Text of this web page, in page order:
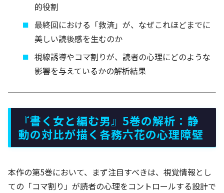
的役割
最終回における「救済」が、なぜこれほどまでに
美しい読後感を生むのか
視線誘導やコマ割りが、読者の心理にどのような
影響を与えているかの解析結果
『書く女と編む男』5巻の解析：静
動の対比が描く各務六花の心理障壁
本作の第5巻において、まず注目すべきは、視覚情報とし
ての「コマ割り」が読者の心理をコントロールする設計で